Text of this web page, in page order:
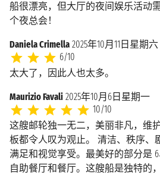
船很漂亮，但大厅的夜间娱乐活动
个夜总会！
Daniela Crimella 2025年10月11日星期六
6/10
太大了，因此人也太多。
Maurizio Favali 2025年10月6日星期一
10/10
这艘邮轮独一无二，美丽非凡，维
板都令人叹为观止。 清洁、秩序、
满足和视觉享受。最美好的部分是 6
自助餐厅和餐厅。这艘船是独特的